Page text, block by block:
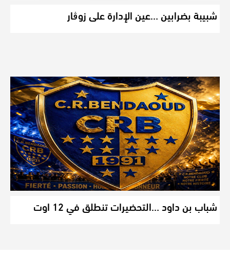
شبيبة بضرابين …عين الإدارة على زوڨار
شباب بن داود …التحضيرات تنطلق في 12 اوت